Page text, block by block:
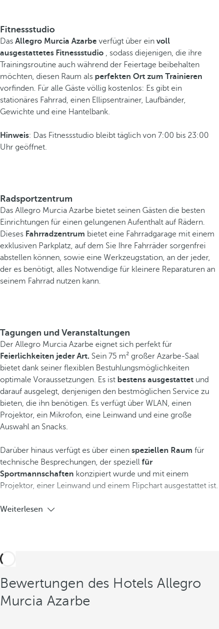
Fitnessstudio
Das Allegro Murcia Azarbe verfügt über ein voll
ausgestattetes Fitnessstudio , sodass diejenigen, die ihre
Trainingsroutine auch während der Feiertage beibehalten
möchten, diesen Raum als perfekten Ort zum Trainieren
vorfinden. Für alle Gäste völlig kostenlos: Es gibt ein
stationäres Fahrrad, einen Ellipsentrainer, Laufbänder,
Gewichte und eine Hantelbank.
Hinweis: Das Fitnessstudio bleibt täglich von 7:00 bis 23:00
Uhr geöffnet.
Radsportzentrum
Das Allegro Murcia Azarbe bietet seinen Gästen die besten
Einrichtungen für einen gelungenen Aufenthalt auf Rädern.
Dieses Fahrradzentrum bietet eine Fahrradgarage mit einem
exklusiven Parkplatz, auf dem Sie Ihre Fahrräder sorgenfrei
abstellen können, sowie eine Werkzeugstation, an der jeder,
der es benötigt, alles Notwendige für kleinere Reparaturen an
seinem Fahrrad nutzen kann.
Tagungen und Veranstaltungen
Der Allegro Murcia Azarbe eignet sich perfekt für
Feierlichkeiten jeder Art. Sein 75 m² großer Azarbe-Saal
bietet dank seiner flexiblen Bestuhlungsmöglichkeiten
optimale Voraussetzungen. Es ist bestens ausgestattet und
darauf ausgelegt, denjenigen den bestmöglichen Service zu
bieten, die ihn benötigen. Es verfügt über WLAN, einen
Projektor, ein Mikrofon, eine Leinwand und eine große
Auswahl an Snacks.
Darüber hinaus verfügt es über einen speziellen Raum für
technische Besprechungen, der speziell für
Sportmannschaften konzipiert wurde und mit einem
Projektor, einer Leinwand und einem Flipchart ausgestattet ist.
Weiterlesen
Bewertungen des Hotels Allegro
Murcia Azarbe